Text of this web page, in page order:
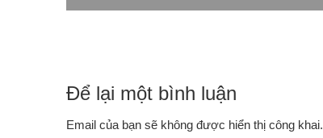
Để lại một bình luận
Email của bạn sẽ không được hiển thị công khai.